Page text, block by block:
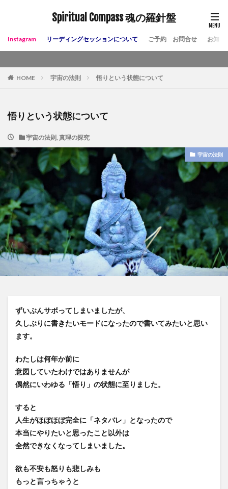
Spiritual Compass 魂の羅針盤
Instagram リーディングセッションについて ご予約 お問合せ お知ら
HOME 宇宙の法則 悟りという状態について
悟りという状態について
宇宙の法則 , 真理の探究
宇宙の法則
ずいぶんサボってしまいましたが、
久しぶりに書きたいモードになったので書いてみたいと思い
ます。
わたしは何年か前に
意図していたわけではありませんが
偶然にいわゆる「悟り」の状態に至りました。
すると
人生がほぼほぼ完全に「ネタバレ」となったので
本当にやりたいと思ったこと以外は
全然できなくなってしまいました。
欲も不安も怒りも悲しみも
もっと言っちゃうと